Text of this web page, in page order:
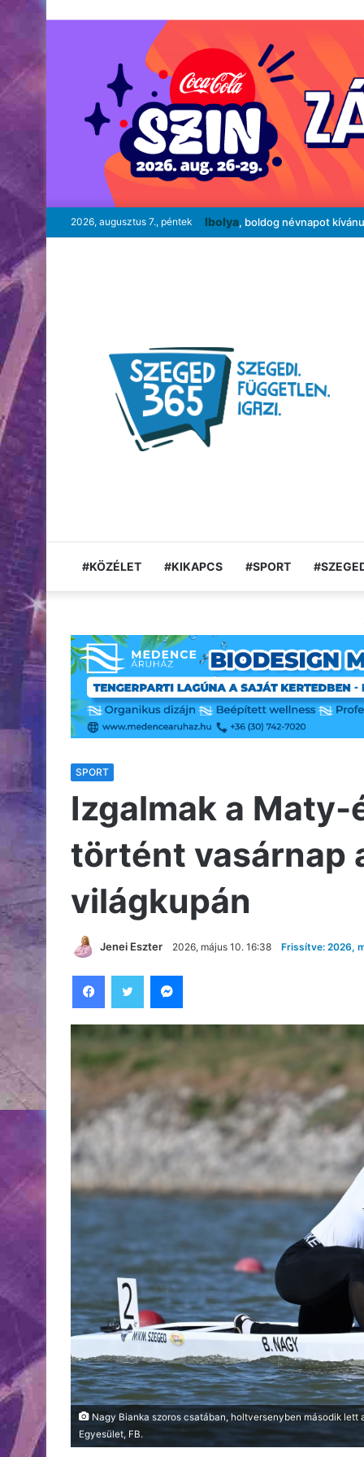
2026, augusztus 7., péntek Ibolya, boldog névnapot
#KÖZÉLET #KIKAPCS #SPORT
SPORT
Izgalmak a
történt vasárnap
világkupán
Jenei Eszter 2026, május 10. 16:38 Frissítve: 2026,
Nagy Bianka szoros csatában, holtversenyben második lett
Egyesület, FB.